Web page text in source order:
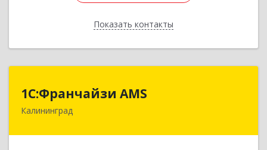
Показать контакты
Назад
1С:Франчайзи AMS
Калининград
238325, Калининградская обл, Гурьевский р-н,